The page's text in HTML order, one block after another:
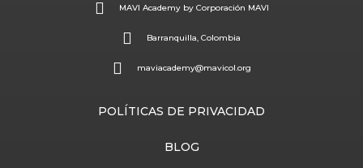
MAVI Academy by Corporación MAVI
Barranquilla, Colombia
maviacademy@mavicol.org
POLÍTICAS DE PRIVACIDAD
BLOG